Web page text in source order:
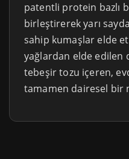
patentli protein bazlı
birleştirerek yarı
sahip kumaşlar elde
yağlardan elde edilen
tebeşir tozu içeren,
tamamen dairesel bir